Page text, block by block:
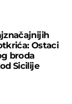
Ostaci
broda
Sicilije